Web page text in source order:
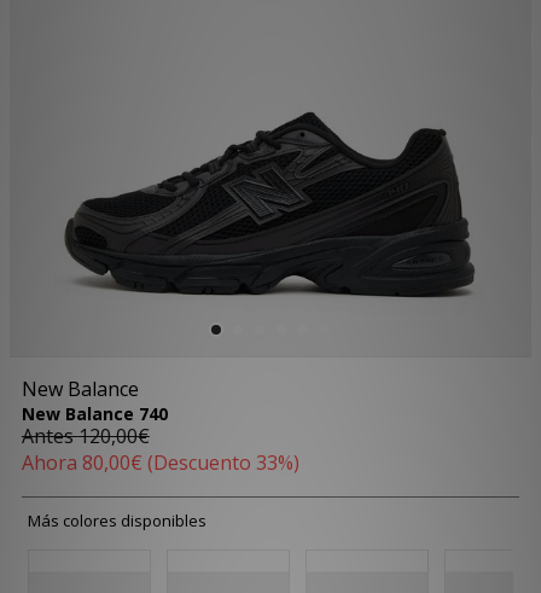
New Balance
New Balance 740
Antes120,00€
Ahora 80,00€ (Descuento 33%)
Más colores disponibles